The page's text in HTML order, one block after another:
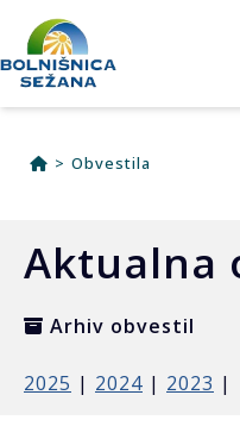
Osrednja vsebina
> Obvestila
Aktualna
Arhiv obvestil
2025 | 2024 | 2023 |